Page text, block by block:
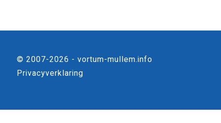
© 2007-2026 - vortum-mullem.info
Privacyverklaring